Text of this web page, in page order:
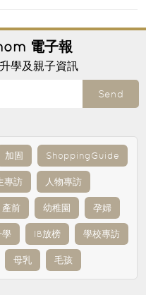
電子報
學及親子資訊
Send
加固 ShoppingGuide
專訪 人物專訪
產前 幼稚園 孕婦
學 IB放榜 學校專訪
母乳 毛孩